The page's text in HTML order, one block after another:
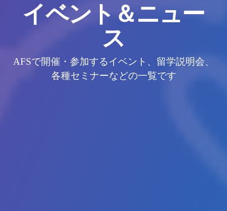
イベント＆ニュー
ス
AFSで開催・参加するイベント、留学説明会、
各種セミナーなどの一覧です